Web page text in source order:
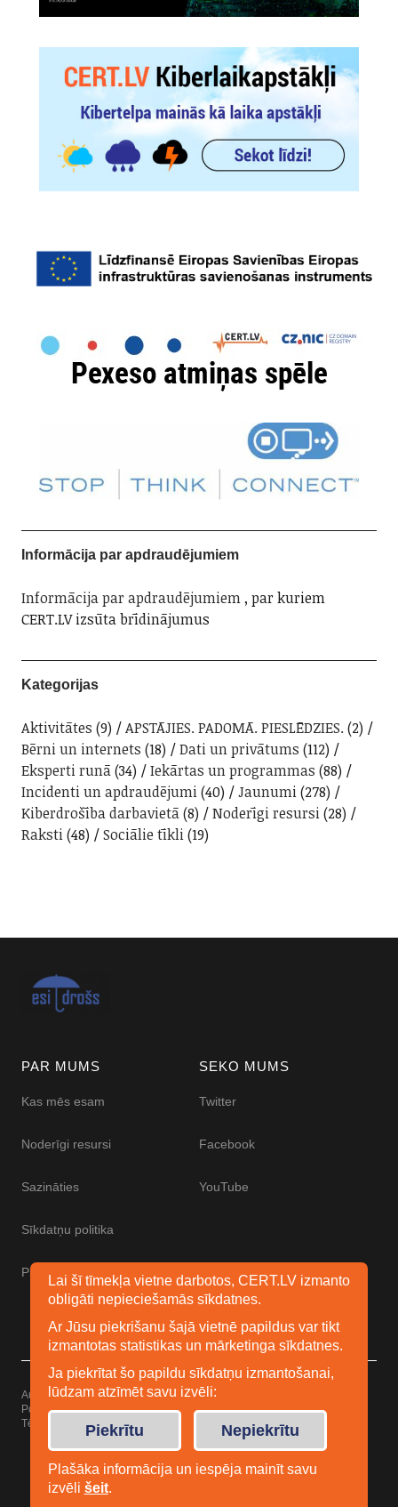
Informācija par apdraudējumiem
Informācija par apdraudējumiem, par kuriem
CERT.LV izsūta brīdinājumus
Kategorijas
Aktivitātes (9) APSTĀJIES. PADOMĀ. PIESLĒDZIES. (2)
Bērni un internets (18) Dati un privātums (112)
Eksperti runā(34) Iekārtas un programmas (88)
Incidenti un apdraudējumi(40) Jaunumi(278)
Kiberdrošība darbavietā(8) Noderīgi resursi(28)
Raksti(48) Sociālie tīkli(19)
PAR MUMS
Kas mēs esam
Noderīgi resursi
Sazināties
Sīkdatņu politika
Piekļūstamības paziņojums
SEKO MUMS
Twitter
Facebook
YouTube
Autortiesības © 2026 Esidrošs
Powered byWordPress
Tēma: Uku noElmastudio
Lai šī tīmekļa vietne darbotos, CERT.LV izmanto
obligāti nepieciešamās sīkdatnes.
Ar Jūsu piekrišanu šajā vietnē papildus var tikt
izmantotas statistikas un mārketinga sīkdatnes.
Ja piekrītat šo papildu sīkdatņu izmantošanai,
lūdzam atzīmēt savu izvēli:
Piekrītu Nepiekrītu
Plašāka informācija un iespēja mainīt savu
izvēli šeit.